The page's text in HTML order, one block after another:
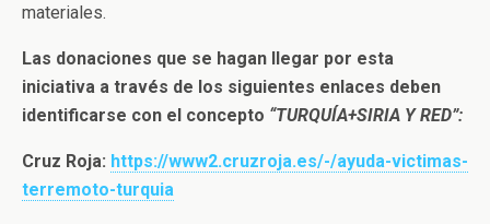
materiales.
Las donaciones que se hagan llegar por esta
iniciativa a través de los siguientes enlaces deben
identificarse con el concepto “TURQUÍA+SIRIA Y RED”:
Cruz Roja: https://www2.cruzroja.es/-/ayuda-victimas-
terremoto-turquia